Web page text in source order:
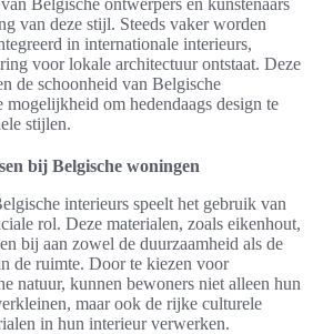
van deze stijl. Steeds vaker worden
in internationale interieurs,
voor lokale architectuur ontstaat. Deze
de schoonheid van Belgische
mogelijkheid om hedendaags design te
stijlen.
bij Belgische woningen
interieurs speelt het gebruik van
rol. Deze materialen, zoals eikenhout,
bij aan zowel de duurzaamheid als de
de ruimte. Door te kiezen voor
natuur, kunnen bewoners niet alleen hun
maar ook de rijke culturele
in hun interieur verwerken.